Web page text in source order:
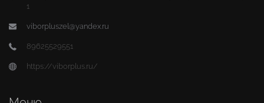
1
viborpluszel@yandex.ru
89625529551
https://viborplus.ru/